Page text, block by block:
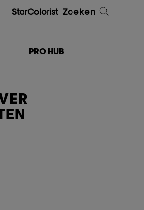
StarColorist Zoeken
PRO HUB